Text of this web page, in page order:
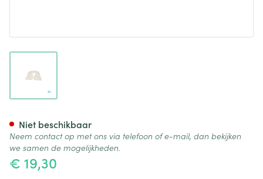
€ 19,30
Niet beschikbaar
Neem contact op met ons via telefoon of e-mail, dan bekijken
we samen de mogelijkheden.